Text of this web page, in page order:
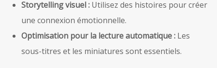
Storytelling visuel : Utilisez des histoires pour créer
une connexion émotionnelle.
Optimisation pour la lecture automatique : Les
sous-titres et les miniatures sont essentiels.